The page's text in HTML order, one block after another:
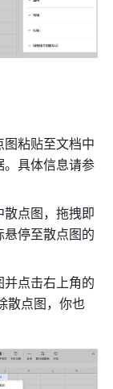
粘贴至文档中
具体信息请参
点图，拖拽即
停至散点图的
散点图，你也